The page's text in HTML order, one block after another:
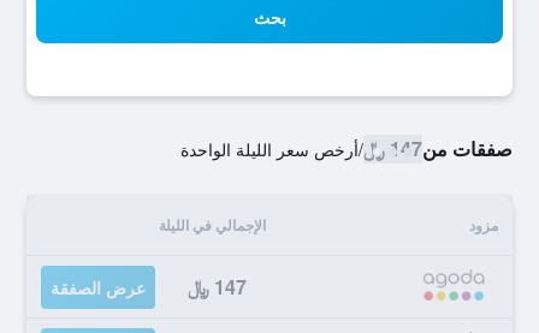
بحث
صفقات من147 ﷼ /أرخص سعر الليلة الواحدة
مزود الإجمالي في الليلة
147 ﷼ عرض الصفقة